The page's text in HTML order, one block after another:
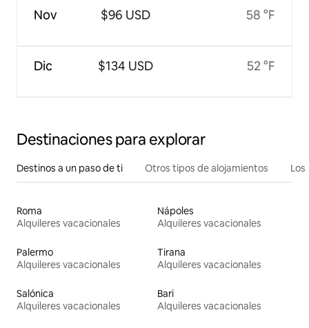
Nov
Dic
$96 USD
$134 USD
58 °F
52 °F
Destinaciones para explorar
Destinos a un paso de ti Otros tipos de alojamientos
Roma
Alquileres vacacionales
Nápoles
Alquileres vacacionales
Palermo
Alquileres vacacionales
Tirana
Alquileres vacacionales
Salónica
Alquileres vacacionales
Bari
Alquileres vacacionales